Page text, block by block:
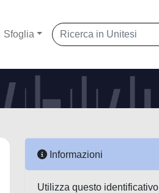
Sfoglia
Informazioni
Utilizza questo identificativo